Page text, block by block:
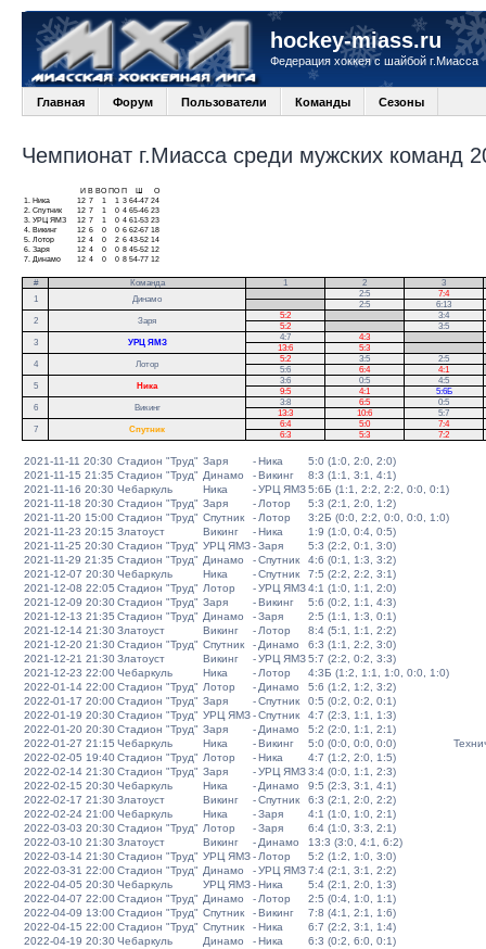
hockey-miass.ru
Федерация хоккея с шайбой г.Миасса
Главная Форум Пользователи Команды Сезоны
Чемпионат г.Миасса среди мужских команд
И В ВО ПО П
О
1.
Ника 12 7 1 1 3 64-47 24
2. Спутник 12 7 1 0 4 65-46 23
3. УРЦ ЯМЗ 12 7 1 0 4 61-53 23
4.
Викинг 12 6 0 0 6 62-67 18
5. Лотор 12 4 0 2 6 43-52 14
6. Заря 12 4 0 0 8 45-52 12
7.
Динамо 12 4 0 0 8 54-77 12
# Команда 1 2
3
1
Динамо
2:5
7:4
2:5
6:13
2
Заря
5:2
3:4
5:2
3:5
3
УРЦ ЯМЗ
4:7 4:3
13:6
5:3
4
Лотор
5:2 3:5 2:5
5:6
6:4 4:1
5
Ника
3:6 0:5
4:5
9:5
4:1
5:6Б
6
Викинг
3:8 6:5
0:5
13:3
10:6
5:7
7
Спутник
6:4 5:0
7:4
6:3
5:3 7:2
2021-11-11 20:30 Стадион "Труд" Заря -Ника
5:0 (1:0, 2:0, 2:0)
2021-11-15 21:35 Стадион "Труд" Динамо -Викинг
8:3 (1:1, 3:1, 4:1)
2021-11-16 20:30 Чебаркуль Ника -УРЦ ЯМЗ5:6Б (1:1, 2:2, 2:2, 0:0, 0:1)
2021-11-18 20:30 Стадион "Труд" Заря - Лотор
5:3 (2:1, 2:0, 1:2)
2021-11-20 15:00 Стадион "Труд" Спутник - Лотор
3:2Б (0:0, 2:2, 0:0, 0:0, 1:0)
2021-11-23 20:15 Златоуст Викинг -Ника
1:9 (1:0, 0:4, 0:5)
2021-11-25 20:30 Стадион "Труд" УРЦ ЯМЗ-Заря
5:3 (2:2, 0:1, 3:0)
2021-11-29 21:35 Стадион "Труд" Динамо -Спутник
4:6 (0:1, 1:3, 3:2)
2021-12-07 20:30Чебаркуль Ника -Спутник
7:5 (2:2, 2:2, 3:1)
2021-12-08 22:05 Стадион "Труд" Лотор -УРЦ ЯМЗ4:1 (1:0, 1:1, 2:0)
2021-12-09 20:30Стадион "Труд" Заря -Викинг
5:6 (0:2, 1:1, 4:3)
2021-12-13 21:35 Стадион "Труд" Динамо -Заря
2:5 (1:1, 1:3, 0:1)
2021-12-14 21:30Златоуст Викинг - Лотор
8:4 (5:1, 1:1, 2:2)
2021-12-20 21:30Стадион "Труд" Спутник - Динамо
6:3 (1:1, 2:2, 3:0)
2021-12-21 21:30Златоуст Викинг -УРЦ ЯМЗ5:7 (2:2, 0:2, 3:3)
2021-12-23 22:00Чебаркуль Ника - Лотор
4:3Б (1:2, 1:1, 1:0, 0:0, 1:0)
2022-01-14 22:00Стадион "Труд" Лотор - Динамо
5:6 (1:2, 1:2, 3:2)
2022-01-17 20:00Стадион "Труд" Заря -Спутник
0:5 (0:2, 0:2, 0:1)
2022-01-19 20:30Стадион "Труд" УРЦ ЯМЗ-Спутник
4:7 (2:3, 1:1, 1:3)
2022-01-20 20:30Стадион "Труд" Заря - Динамо
5:2 (2:0, 1:1, 2:1)
2022-01-27 21:15 Чебаркуль Ника -Викинг 5:0 (0:0, 0:0, 0:0)
2022-02-05 19:40Стадион "Труд" Лотор -Ника
4:7 (1:2, 2:0, 1:5)
2022-02-14 21:30Стадион "Труд" Заря -УРЦ ЯМЗ3:4 (0:0, 1:1, 2:3)
2022-02-15 20:30Чебаркуль Ника - Динамо
9:5 (2:3, 3:1, 4:1)
2022-02-17 21:30Златоуст Викинг -Спутник
6:3 (2:1, 2:0, 2:2)
2022-02-24 21:00Чебаркуль Ника -Заря
4:1 (1:0, 1:0, 2:1)
2022-03-03 20:30Стадион "Труд" Лотор -Заря
6:4 (1:0, 3:3, 2:1)
2022-03-10 21:30Златоуст Викинг - Динамо
13:3 (3:0, 4:1, 6:2)
2022-03-14 21:30Стадион "Труд" УРЦ ЯМЗ- Лотор
5:2 (1:2, 1:0, 3:0)
2022-03-31 22:00Стадион "Труд" Динамо -УРЦ ЯМЗ7:4 (2:1, 3:1, 2:2)
2022-04-05 20:30Чебаркуль УРЦ ЯМЗ-Ника
5:4 (2:1, 2:0, 1:3)
2022-04-07 22:00Стадион "Труд" Динамо - Лотор
2:5 (0:4, 1:0, 1:1)
2022-04-09 13:00Стадион "Труд" Спутник -Викинг
7:8 (4:1, 2:1, 1:6)
2022-04-15 22:00Стадион "Труд" Спутник -Ника
6:7 (2:2, 3:1, 1:4)
2022-04-19 20:30Чебаркуль Динамо -Ника
6:3 (0:2, 6:0, 0:1)